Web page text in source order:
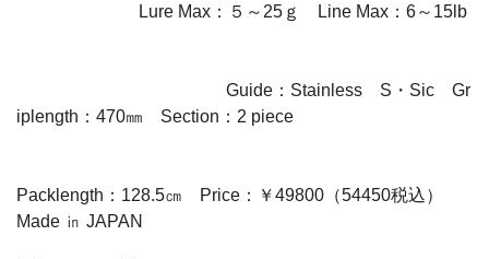
Lure Max：５～25ｇ Line Max：6～15lb
Guide：Stainless S・Sic Gr
iplength：470㎜ Section：2 piece
Packlength：128.5㎝ Price：￥49800（54450税込）
Made ㏌ JAPAN